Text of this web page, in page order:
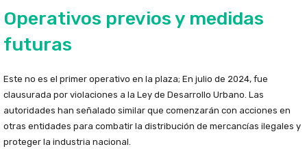
Operativos previos y medidas
futuras
Este no es el primer operativo en la plaza; En julio de 2024, fue
clausurada por violaciones a la Ley de Desarrollo Urbano. Las
autoridades han señalado similar que comenzarán con acciones en
otras entidades para combatir la distribución de mercancías ilegales y
proteger la industria nacional.